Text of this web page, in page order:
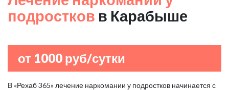
подростков в Карабыше
от 1000 руб/сутки
В «Рехаб 365» лечение наркомании у подростков начинается с